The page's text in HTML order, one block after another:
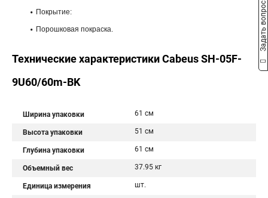
Покрытие:
Порошковая покраска.
Технические характеристики Cabeus SH-05F-
9U60/60m-BK
Ширина упаковки 61 см
Высота упаковки 51 см
Глубина упаковки 61 см
Объемный вес 37.95 кг
Единица измерения шт.
Задать вопрос